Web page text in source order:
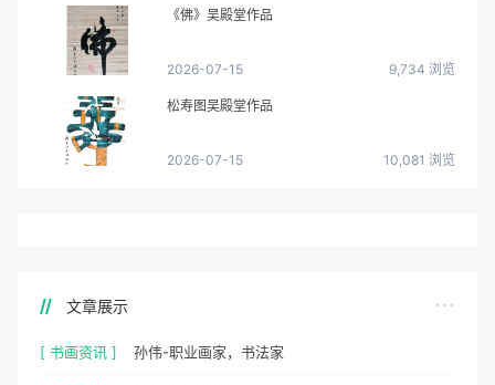
《佛》吴殿堂作品
2026-07-15 9,734 浏览
松寿图吴殿堂作品
2026-07-15 10,081 浏览
文章展示
[ 书画资讯 ] 孙伟-职业画家，书法家